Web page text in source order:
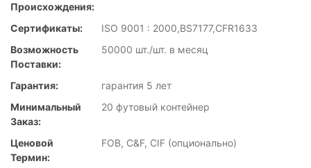
Происхождения:
Сертификаты:
ISO 9001 : 2000,BS7177,CFR1633
Возможность
Поставки:
50000 шт./шт. в месяц
Гарантия:
гарантия 5 лет
Минимальный
Заказ:
20 футовый контейнер
Ценовой
Термин:
FOB, C&F, CIF (опционально)